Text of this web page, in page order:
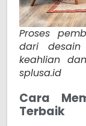
Proses
dari desain
keahlian
splusa.id
Cara
Terbaik